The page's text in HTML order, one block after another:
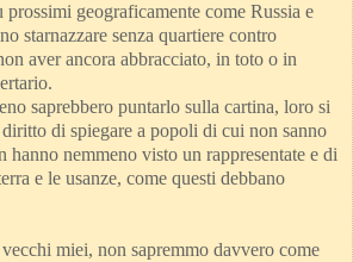
prossimi geograficamente come Russia e
starnazzare senza quartiere contro
aver ancora abbracciato, in toto o in
saprebbero puntarlo sulla cartina, loro si
di spiegare a popoli di cui non sanno
hanno nemmeno visto un rappresentate e di
e le usanze, come questi debbano
miei, non sapremmo davvero come